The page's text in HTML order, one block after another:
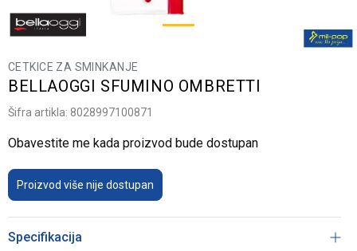
CETKICE ZA SMINKANJE
BELLAOGGI SFUMINO OMBRETTI
Šifra artikla: 8028997100871
Obavestite me kada proizvod bude dostupan
Proizvod više nije dostupan
Specifikacija